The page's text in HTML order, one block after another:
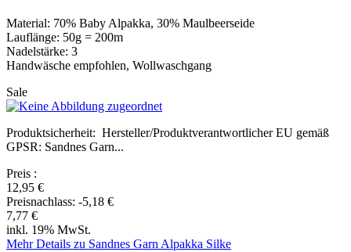
Material: 70% Baby Alpakka, 30% Maulbeerseide
Lauflänge: 50g = 200m
Nadelstärke: 3
Handwäsche empfohlen, Wollwaschgang
Sale
Produktsicherheit: Hersteller/Produktverantwortlicher EU gemäß
GPSR: Sandnes Garn...
Preis :
12,95 €
Preisnachlass: -5,18 €
7,77 €
inkl. 19% MwSt.
Mehr Details zu Sandnes Garn Alpakka Silke